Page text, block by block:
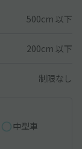
500cm 以下
200cm 以下
制限なし
中型車